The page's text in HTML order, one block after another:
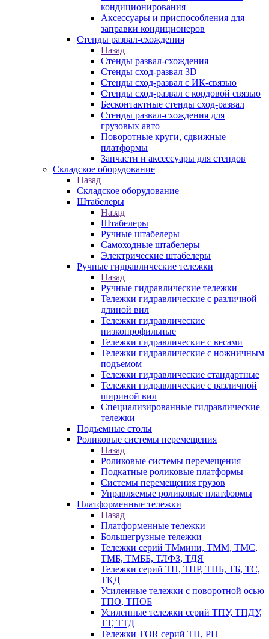
кондиционирования
Аксессуары и приспособления для
заправки кондиционеров
Стенды развал-схождения
Назад
Стенды развал-схождения
Стенды сход-развал 3D
Стенды сход-развал с ИК-связью
Стенды сход-развал с кордовой связью
Бесконтактные стенды сход-развал
Стенды развал-схождения для
грузовых авто
Поворотные круги, сдвижные
платформы
Запчасти и аксессуары для стендов
Складское оборудование
Назад
Складское оборудование
Штабелеры
Назад
Штабелеры
Ручные штабелеры
Самоходные штабелеры
Электрические штабелеры
Ручные гидравлические тележки
Назад
Ручные гидравлические тележки
Тележки гидравлические с различной
длиной вил
Тележки гидравлические
низкопрофильные
Тележки гидравлические с весами
Тележки гидравлические с ножничным
подъемом
Тележки гидравлические стандартные
Тележки гидравлические с различной
шириной вил
Специализированные гидравлические
тележки
Подъемные столы
Роликовые системы перемещения
Назад
Роликовые системы перемещения
Подкатные роликовые платформы
Системы перемещения грузов
Управляемые роликовые платформы
Платформенные тележки
Назад
Платформенные тележки
Большегрузные тележки
Тележки серий ТМмини, ТММ, ТМС,
ТМБ, ТМББ, ТЛФЗ, ТДЯ
Тележки серий ТП, ТПР, ТПБ, ТБ, ТС,
ТКД
Усиленные тележки с поворотной осью
ТПО, ТПОБ
Усиленные тележки серий ТПУ, ТПДУ,
ТТ, ТТД
Тележки TOR серий ТП, PH